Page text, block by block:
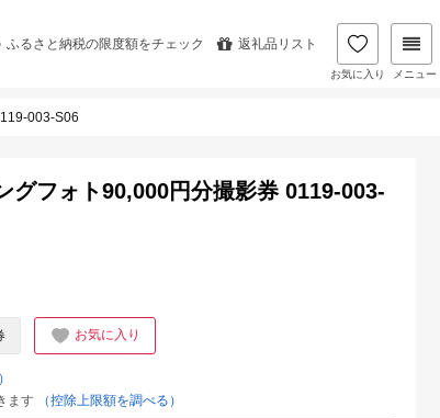
ふるさと納税の限度額をチェック 返礼品リスト
お気に入り メニュー
003-S06
グフォト90,000円分撮影券 0119-003-
お気に入り
ます
（控除上限額を調べる）